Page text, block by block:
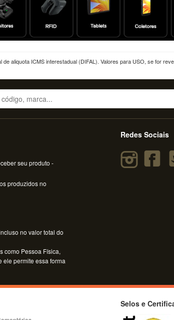
aliquota ICMS interestadual (DIFAL). Valores para USO, se for
seu produto -
produzidos no
no valor total do
como Pessoa Física,
ele permite essa forma
Redes Sociais
Selos e